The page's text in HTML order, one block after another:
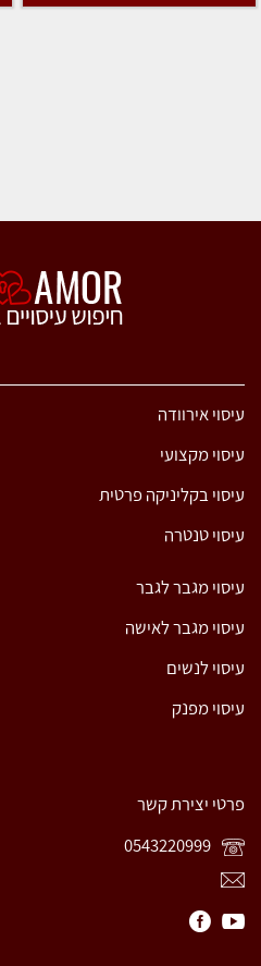
עיסוי אירוודה
עיסוי מקצועי
עיסוי בקליניקה פרטית
עיסוי טנטרה
עיסוי מגבר לגבר
עיסוי מגבר לאישה
עיסוי לנשים
עיסוי מפנק
פרטי יצירת קשר